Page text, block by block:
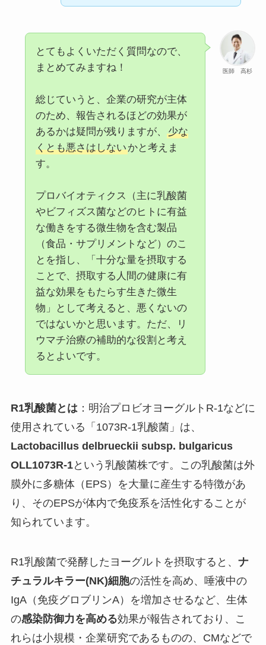
医師 高杉
とてもよくいただく質問なので、
まとめてみますね！
総じていうと、企業の研究が主体
のため、報告されるほどの効果が
あるかは疑問が残りますが、
少な
くとも悪さはしないかと考えま
す。
プロバイオティクス（主に乳酸菌
やビフィズス菌などのヒトに有益
な働きをする微生物を含む製品
（食品・サプリメントなど）のこ
とを指し、「十分な量を摂取する
ことで、摂取する人間の健康に有
益な効果をもたらす生きた微生
物」として考えると、悪くないの
ではないかと思います。ただ、リ
ウマチ治療の補助的な役割と考え
るとよいです。
R1乳酸菌とは ：明治プロビオヨーグルトR-1などに
使用されている「1073R-1乳酸菌」は、
Lactobacillus delbrueckii subsp. bulgaricus
OLL1073R-1という乳酸菌株です。この乳酸菌は外
膜外に多糖体（EPS）を大量に産生する特徴があ
り、そのEPSが体内で免疫系を活性化することが
知られています。
R1乳酸菌で発酵したヨーグルトを摂取すると、 ナ
チュラルキラー(NK)細胞の活性を高め、唾液中の
IgA（免疫グロブリンA）を増加させるなど、生体
の感染防御力を高める効果が報告されており、こ
れらは小規模・企業研究であるものの、CMなどで